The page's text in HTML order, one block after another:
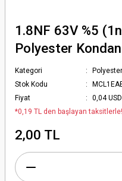
1.8NF 63V %5
Polyester
Kategori
Stok Kodu
Fiyat
0,04
*0,19 TL den başlayan
2,00 TL